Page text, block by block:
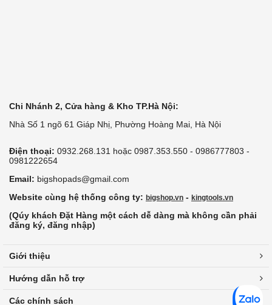
Chi Nhánh 2, Cửa hàng & Kho TP.Hà Nội:
Nhà Số 1 ngõ 61 Giáp Nhị, Phường Hoàng Mai, Hà Nội
Điện thoại: 0932.268.131 hoặc 0987.353.550 - 0986777803 -
0981222654
Email: bigshopads@gmail.com
Website cùng hệ thống công ty: bigshop.vn - kingtools.vn
(Qúy khách Đặt Hàng một cách dễ dàng mà không cần phải
đăng ký, đăng nhập)
Giới thiệu
Hướng dẫn hỗ trợ
Các chính sách